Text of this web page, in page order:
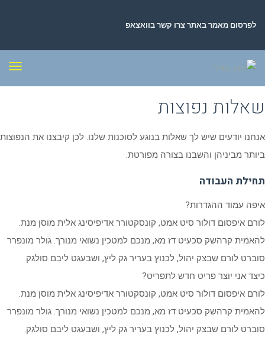
לפרסום מאמר באתר צרו קשר בוואצאפ
שאלות נפוצות
אנחנו יודעים שיש לך שאלות בנוגע לסוכנות שלנו. לכן קיבצנו את הנפוצות
ביותר מביניהן והשבנו בצורה מפורטת.
תחילת העבודה
איפה עמוד ההגדרות?
לורם איפסום דולור סיט אמט, קונסקטורר אדיפיסינג אלית מוסן מנת.
להאמית קרהשק סכעיט דז מא, מנכם למטכין נשואי מנורך. גולר מונפרר
סוברט לורם שבצק יהול, לכנוץ בעריר גק ליץ, ושבעגט ליבם סולגק.
כיצד אני יוצר פריט חדש לתפריט?
לורם איפסום דולור סיט אמט, קונסקטורר אדיפיסינג אלית מוסן מנת.
להאמית קרהשק סכעיט דז מא, מנכם למטכין נשואי מנורך. גולר מונפרר
סוברט לורם שבצק יהול, לכנוץ בעריר גק ליץ, ושבעגט ליבם סולגק.